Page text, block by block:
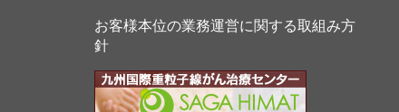
お客様本位の業務運営に関する取組み方
針